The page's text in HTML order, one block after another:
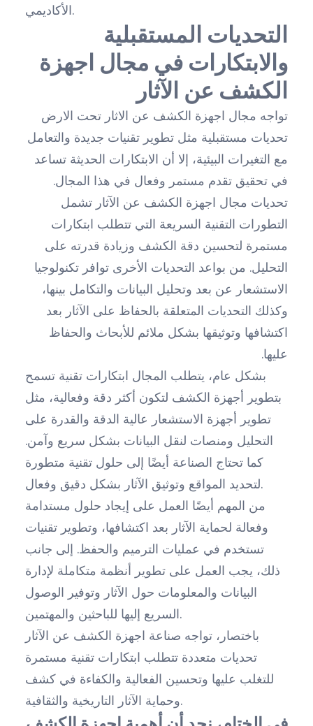
الأكاديمي.
التحديات المستقبلية
والابتكارات في مجال اجهزة
الكشف عن الآثار
تواجه مجال اجهزة الكشف عن الاثار تحت الارض
تحديات مستقبلية مثل تطوير تقنيات جديدة والتعامل
مع التغيرات البيئية، إلا أن الابتكارات الحديثة تساعد
في تحقيق تقدم مستمر وفعال في هذا المجال.
تحديات مجال اجهزة الكشف عن الآثار تشمل
التطورات التقنية السريعة التي تتطلب ابتكارات
مستمرة لتحسين دقة الكشف وزيادة قدرته على
التحليل. من بواعد التحديات الأخرى توافر تكنولوجيا
الاستشعار عن بعد وتحليل البيانات والتكامل بينها،
وكذلك التحديات المتعلقة بالحفاظ على الآثار بعد
اكتشافها وتوثيقها بشكل ملائم للأبحاث والحفاظ
عليها.
بشكل عام، يتطلب المجال ابتكارات تقنية تسمح
بتطوير أجهزة الكشف لتكون أكثر دقة وفعالية، مثل
تطوير أجهزة الاستشعار عالية الدقة والقدرة على
التحليل ومنصات لنقل البيانات بشكل سريع وآمن.
كما تحتاج الصناعة أيضًا إلى حلول تقنية متطورة
لتحديد المواقع وتوثيق الآثار بشكل دقيق وفعال.
من المهم أيضًا العمل على إيجاد حلول مستدامة
وفعالة لحماية الآثار بعد اكتشافها، وتطوير تقنيات
تستخدم في عمليات الترميم والحفظ. إلى جانب
ذلك، يجب العمل على تطوير أنظمة متكاملة لإدارة
البيانات والمعلومات حول الآثار وتوفير الوصول
السريع إليها للباحثين والمهتمين.
باختصار، تواجه صناعة اجهزة الكشف عن الآثار
تحديات متعددة تتطلب ابتكارات تقنية مستمرة
للتغلب عليها وتحسين الفعالية والكفاءة في كشف
وحماية الآثار التاريخية والثقافية.